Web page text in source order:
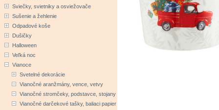
Sviečky, svietniky a osviežovače
Sušenie a žehlenie
Odpadové koše
Dušičky
Halloween
Veľká noc
Vianoce
Svetelné dekorácie
Vianočné aranžmány, vence, vetvy
Vianočné stromčeky, podstavce, stojany
Vianočné darčekové tašky, baliaci papier